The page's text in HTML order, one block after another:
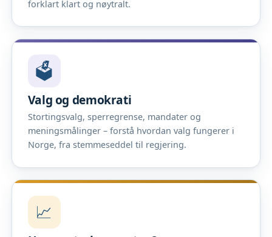
forklart klart og nøytralt.
🗳️
Valg og demokrati
Stortingsvalg, sperregrense, mandater og
meningsmålinger – forstå hvordan valg fungerer i
Norge, fra stemmeseddel til regjering.
📈